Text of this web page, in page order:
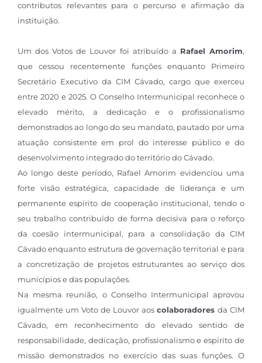
contributos relevantes para o percurso e afirmação da
instituição.
Um dos Votos de Louvor foi atribuído a Rafael Amorim,
que cessou recentemente funções enquanto Primeiro
Secretário Executivo da CIM Cávado, cargo que exerceu
entre 2020 e 2025. O Conselho Intermunicipal reconhece o
elevado mérito, a dedicação e o profissionalismo
demonstrados ao longo do seu mandato, pautado por uma
atuação consistente em prol do interesse público e do
desenvolvimento integrado do território do Cávado.
Ao longo deste período, Rafael Amorim evidenciou uma
forte visão estratégica, capacidade de liderança e um
permanente espírito de cooperação institucional, tendo o
seu trabalho contribuído de forma decisiva para o reforço
da coesão intermunicipal, para a consolidação da CIM
Cávado enquanto estrutura de governação territorial e para
a concretização de projetos estruturantes ao serviço dos
municípios e das populações.
Na mesma reunião, o Conselho Intermunicipal aprovou
igualmente um Voto de Louvor aoscolaboradoresda CIM
Cávado, em reconhecimento do elevado sentido de
responsabilidade, dedicação, profissionalismo e espírito de
missão demonstrados no exercício das suas funções. O